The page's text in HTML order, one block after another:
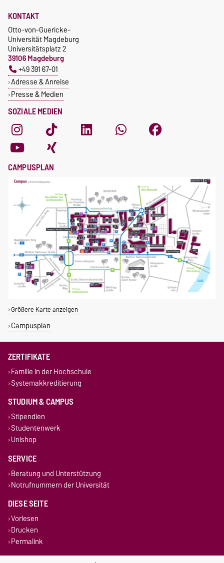
SOZIALE MEDIEN
KONTAKT
Otto-von-Guericke-
Universität Magdeburg
Universitätsplatz 2
39106 Magdeburg
+49 391 67-01
Adresse & Anreise
Presse & Medien
CAMPUSPLAN
Größere Karte anzeigen
Campusplan
ZERTIFIKATE
Familie in der Hochschule
Systemakkreditierung
STUDIUM & CAMPUS
Stipendien
Studentenwerk
Unishop
SERVICE
Beratung und Unterstützung
Notrufnummern der Universität
DIESE SEITE
Vorlesen
Drucken
Permalink